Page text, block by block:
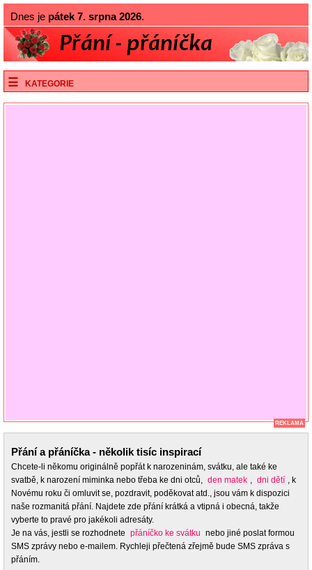
Dnes je pátek 7. srpna 2026.
KATEGORIE
REKLAMA
Přání a přáníčka - několik tisíc inspirací
Chcete-li někomu originálně popřát k narozeninám, svátku, ale také ke
svatbě, k narození miminka nebo třeba ke dni otců, den matek , dni dětí , k
Novému roku či omluvit se, pozdravit, poděkovat atd., jsou vám k dispozici
naše rozmanitá přání. Najdete zde přání krátká a vtipná i obecná, takže
vyberte to pravé pro jakékoli adresáty.
Je na vás, jestli se rozhodnete přáníčko ke svátku nebo jiné poslat formou
SMS zprávy nebo e-mailem. Rychleji přečtená zřejmě bude SMS zpráva s
přáním.